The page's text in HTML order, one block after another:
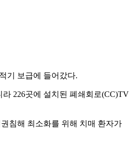
기 보급에 들어갔다.
226곳에 설치된 폐쇄회로(CC)TV
침해 최소화를 위해 치매 환자가